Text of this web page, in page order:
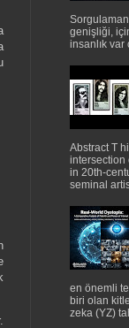
genişliği,
insanlık
Abstract T
intersection
in 20th-
seminal
en önemli
biri olan
zeka (YZ)